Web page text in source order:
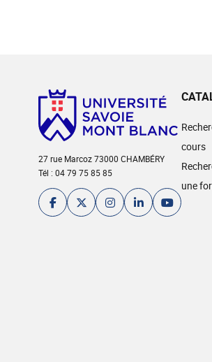
27 rue Marcoz 73000 CHAMBÉRY
Tél : 04 79 75 85 85
cours
une